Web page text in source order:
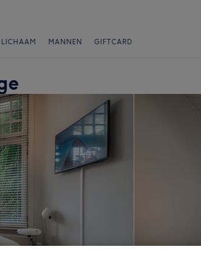
LICHAAM MANNEN GIFTCARD